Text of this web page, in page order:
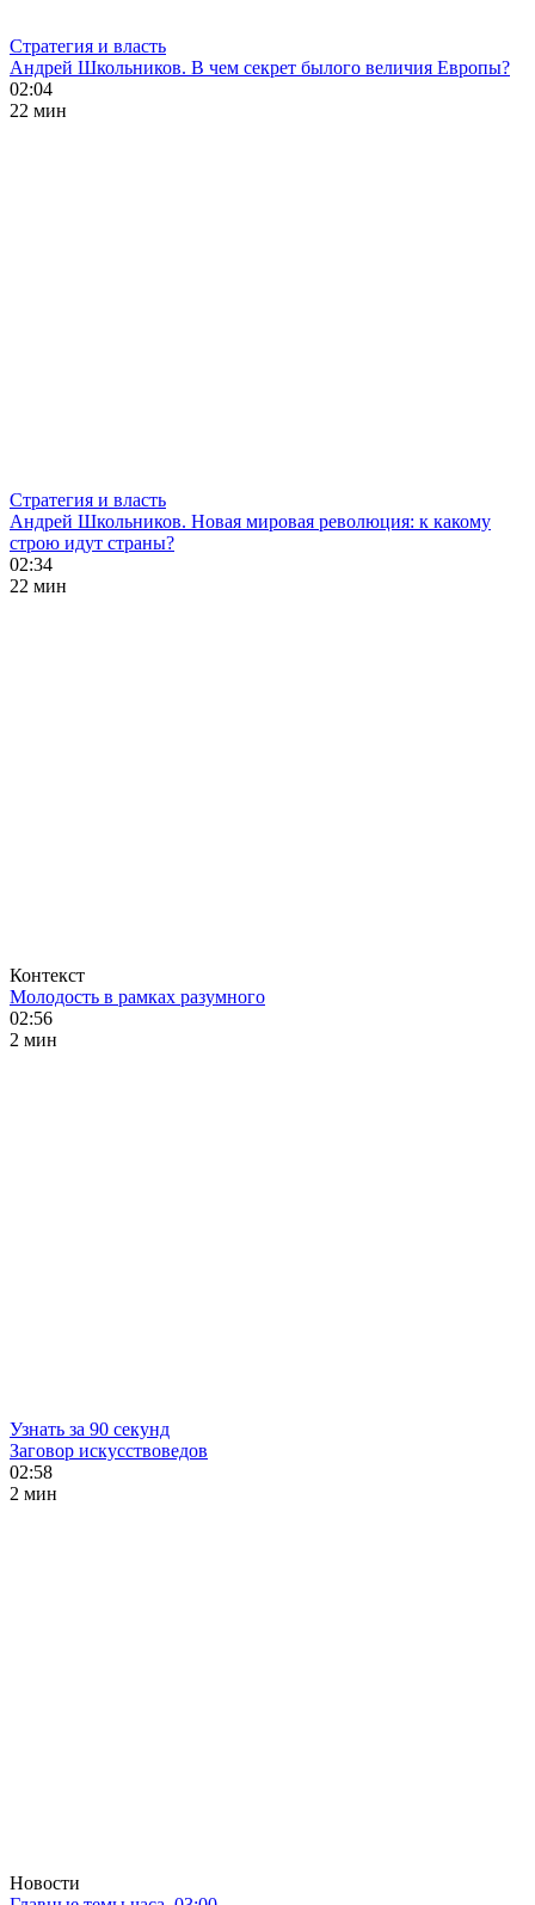
Стратегия и власть
Андрей Школьников. В чем секрет былого величия Европы?
02:04
22 мин
Стратегия и власть
Андрей Школьников. Новая мировая революция: к какому
строю идут страны?
02:34
22 мин
Контекст
Молодость в рамках разумного
02:56
2 мин
Узнать за 90 секунд
Заговор искусствоведов
02:58
2 мин
Новости